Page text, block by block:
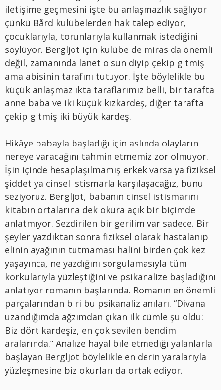
iletişime geçmesini işte bu anlaşmazlık sağlıyor
çünkü Bård kulübelerden hak talep ediyor,
çocuklarıyla, torunlarıyla kullanmak istediğini
söylüyor. Bergljot için kulübe de miras da önemli
değil, zamanında lanet olsun diyip çekip gitmiş
ama abisinin tarafını tutuyor. İşte böylelikle bu
küçük anlaşmazlıkta taraflarımız belli, bir tarafta
anne baba ve iki küçük kızkardeş, diğer tarafta
çekip gitmiş iki büyük kardeş.
Hikâye babayla başladığı için aslında olayların
nereye varacağını tahmin etmemiz zor olmuyor.
İşin içinde hesaplaşılmamış erkek varsa ya fiziksel
şiddet ya cinsel istismarla karşılaşacağız, bunu
seziyoruz. Bergljot, babanın cinsel istismarını
kitabın ortalarına dek okura açık bir biçimde
anlatmıyor. Sezdirilen bir gerilim var sadece. Bir
şeyler yazdıktan sonra fiziksel olarak hastalanıp
elinin ayağının tutmaması halini birden çok kez
yaşayınca, ne yazdığını sorgulamasıyla tüm
korkularıyla yüzleştiğini ve psikanalize başladığını
anlatıyor romanın başlarında. Romanın en önemli
parçalarından biri bu psikanaliz anıları. “Divana
uzandığımda ağzımdan çıkan ilk cümle şu oldu:
Biz dört kardeşiz, en çok sevilen bendim
aralarında.” Analize hayal bile etmediği yalanlarla
başlayan Bergljot böylelikle en derin yaralarıyla
yüzleşmesine biz okurları da ortak ediyor.